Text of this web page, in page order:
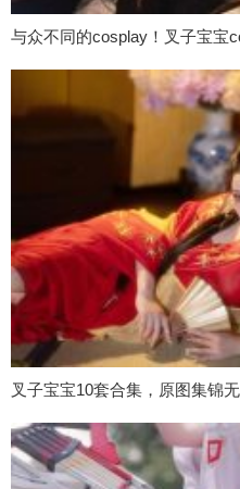
与众不同的cosplay！叉子宝宝
叉子宝宝10套合集，原图集锦无